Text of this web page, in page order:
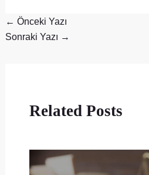
← Önceki Yazı
Sonraki Yazı →
Related Posts